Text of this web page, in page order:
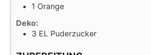
1 Orange
Deko:
3 EL Puderzucker